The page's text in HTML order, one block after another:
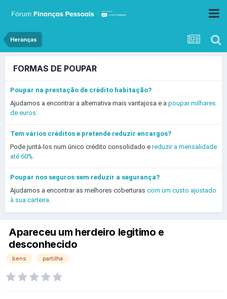
Heranças
FORMAS DE POUPAR
Poupar na prestação de crédito habitação?
Ajudamos a encontrar a alternativa mais vantajosa e a poupar milhares
de euros.
Tem vários créditos e pretende reduzir encargos?
Pode juntá-los num único crédito consolidado e reduzir a mensalidade
até 60%.
Poupar nos seguros sem reduzir a segurança?
Ajudamos a encontrar as melhores coberturas com um custo ajustado
à sua carteira.
Apareceu um herdeiro legitimo e
desconhecido
bens partilha